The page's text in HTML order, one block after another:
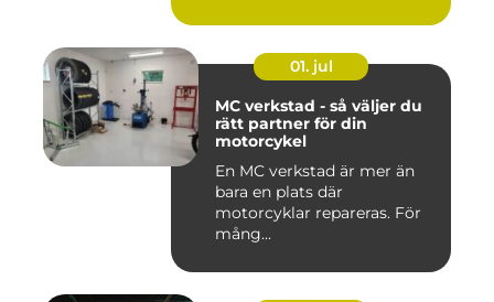
01. jul
MC verkstad - så väljer du
rätt partner för din
motorcykel
En MC verkstad är mer än
bara en plats där
motorcyklar repareras. För
mång...